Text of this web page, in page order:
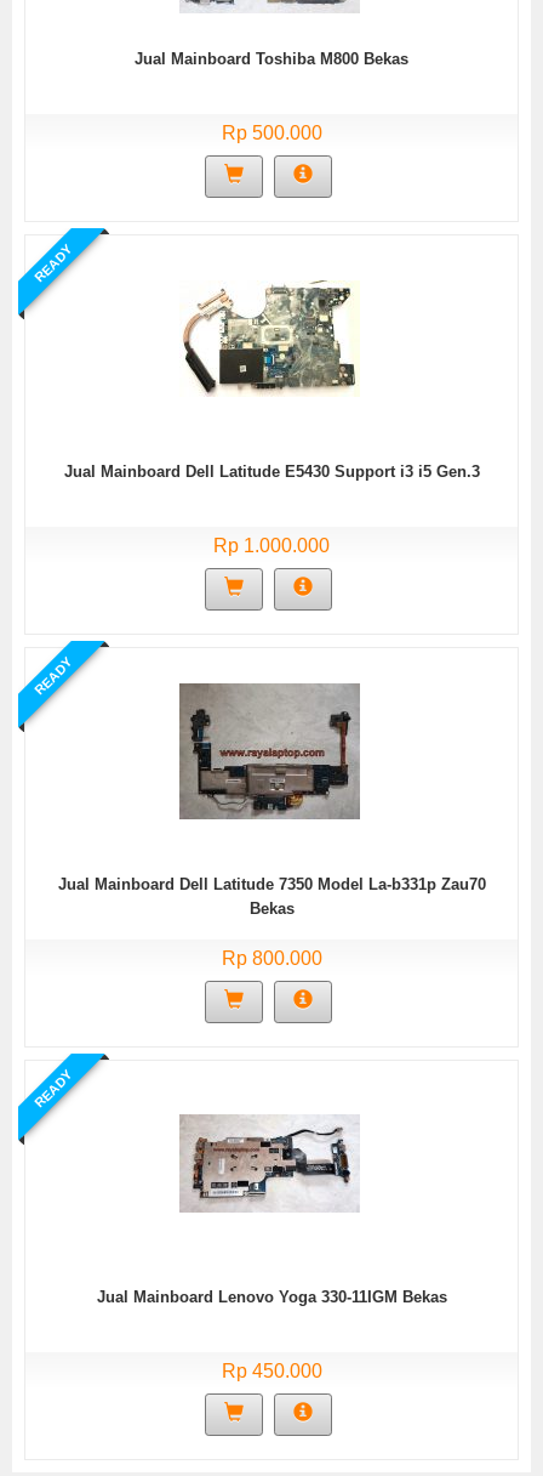
Jual Mainboard Toshiba M800 Bekas
Rp 500.000
READY
Jual Mainboard Dell Latitude E5430 Support i3 i5 Gen.3
Rp 1.000.000
READY
Jual Mainboard Dell Latitude 7350 Model La-b331p Zau70
Bekas
Rp 800.000
READY
Jual Mainboard Lenovo Yoga 330-11IGM Bekas
Rp 450.000